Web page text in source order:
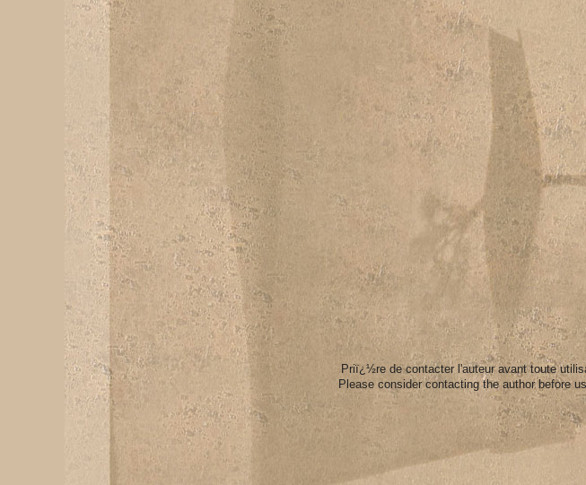
Priï¿½re de contacter l'auteur avant toute
Please consider contacting the author before